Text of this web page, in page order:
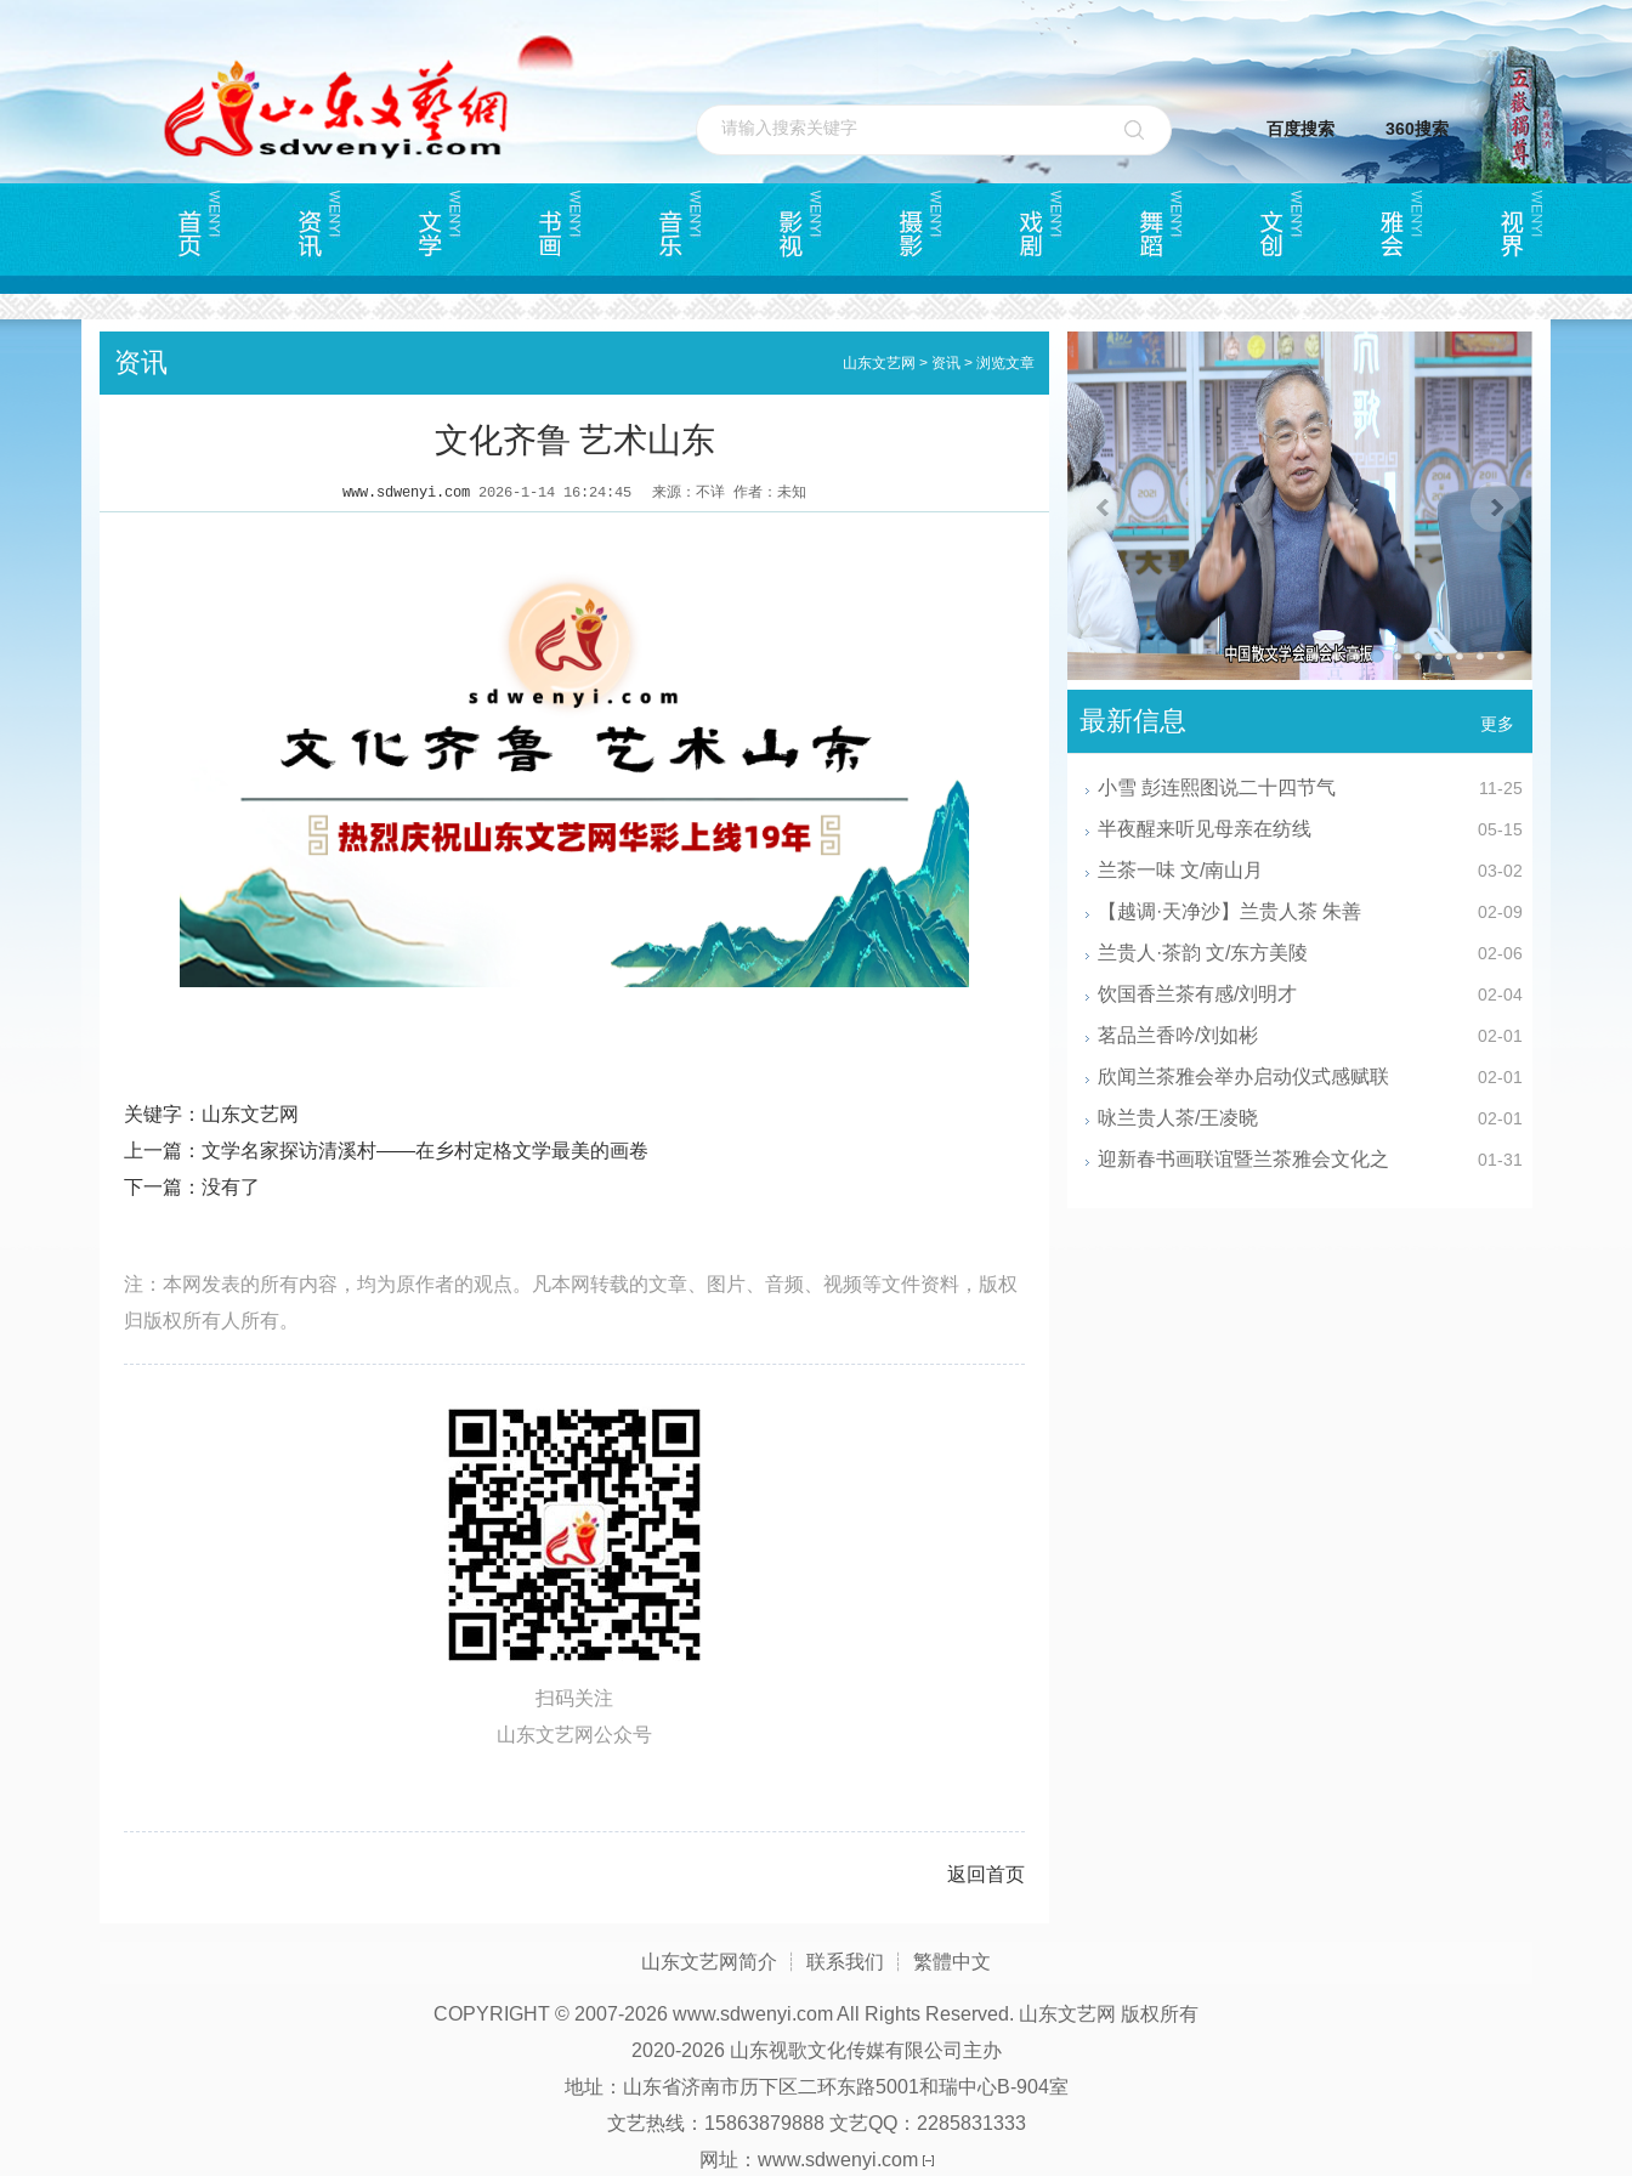
百度搜索 360搜索
山东文艺网 > 资讯 > 浏览文章
资讯
文化齐鲁 艺术山东
www.sdwenyi.com 2026-1-14 16:24:45 来源：不详 作者：未知
关键字：山东文艺网
上一篇： 文学名家探访清溪村——在乡村定格文学最美的画卷
下一篇：没有了
注：本网发表的所有内容，均为原作者的观点。凡本网转载的文章、图片、音频、视频等文件资料，版权
归版权所有人所有。
扫码关注
山东文艺网公众号
返回首页
更多
最新信息
11-25
小雪 彭连熙图说二十四节气
05-15
半夜醒来听见母亲在纺线
03-02
兰茶一味 文/南山月
02-09
【越调·天净沙】兰贵人茶 朱善
02-06
兰贵人·茶韵 文/东方美陵
02-04
饮国香兰茶有感/刘明才
02-01
茗品兰香吟/刘如彬
02-01
欣闻兰茶雅会举办启动仪式感赋联
02-01
咏兰贵人茶/王凌晓
01-31
迎新春书画联谊暨兰茶雅会文化之
山东文艺网简介 ┊ 联系我们 ┊ 繁體中文
COPYRIGHT © 2007-2026 www.sdwenyi.com All Rights Reserved. 山东文艺网 版权所有
2020-2026 山东视歌文化传媒有限公司主办
地址：山东省济南市历下区二环东路5001和瑞中心B-904室
文艺热线：15863879888 文艺QQ：2285831333
网址：www.sdwenyi.com